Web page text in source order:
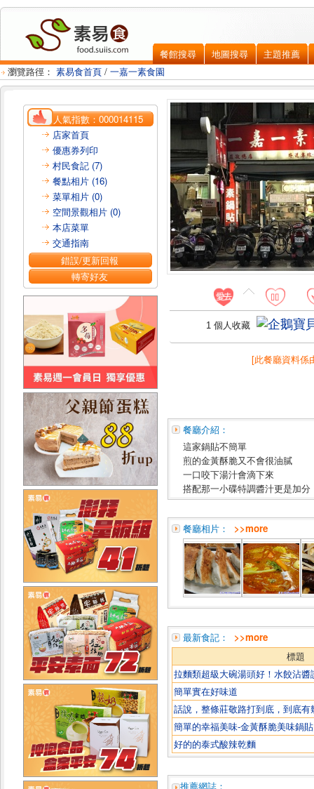
餐館搜尋 地圖搜尋
主題推薦
瀏覽路徑： 素易食首頁 / 一嘉一素食園
人氣指數：000014115
店家首頁
優惠券列印
村民食記 (7)
餐點相片 (16)
菜單相片 (0)
空間景觀相片 (0)
本店菜單
交通指南
錯誤/更新回報
轉寄好友
1 個人收藏
[此餐廳資料係
餐廳介紹：
這家鍋貼不簡單
煎的金黃酥脆又不會很油膩
一口咬下湯汁會滴下來
搭配那一小碟特調醬汁更是加分
餐廳相片： >>more
最新食記： >>more
標題
拉麵類超級大碗湯頭好！水餃沾
簡單實在好味道
話說，整條莊敬路打到底，到底有
簡單的幸福美味-金黃酥脆美味鍋貼
好的的泰式酸辣乾麵
推薦網誌：